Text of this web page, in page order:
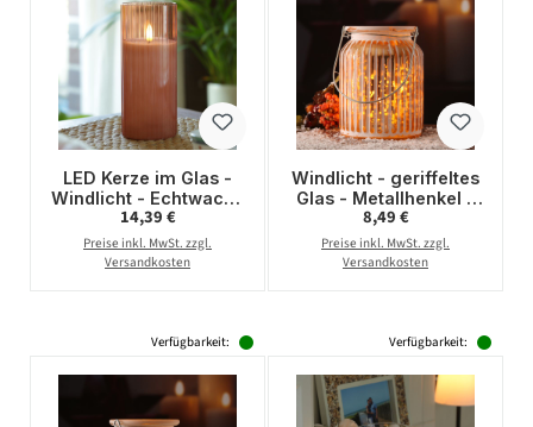
LED Kerze im Glas -
Windlicht - Echtwachs
- 3D Flamme - Timer -
H: 17,5cm - D: 7,5cm -
rosa
Regulärer Preis:
14,39 €
Preise inkl. MwSt. zzgl.
Versandkosten
Windlicht - geriffeltes
Glas - Metallhenkel -
H: 14,5cm - weiß,
kupfer
Regulärer Preis:
8,49 €
Preise inkl. MwSt. zzgl.
Versandkosten
Verfügbarkeit: Verfügbarkeit: